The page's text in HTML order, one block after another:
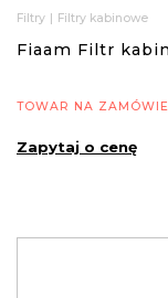
Filtry | Filtry kabinowe
Fiaam Filtr
TOWAR NA
Zapytaj o cenę